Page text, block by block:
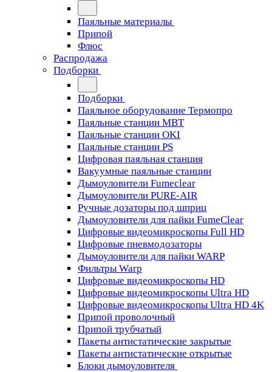
Паяльные материалы
Припой
Флюс
Распродажа
Подборки
Подборки
Паяльное оборудование Термопро
Паяльные станции MBT
Паяльные станции OKI
Паяльные станции PS
Цифровая паяльная станция
Вакуумные паяльные станции
Дымоуловители Fumeclear
Дымоуловители PURE-AIR
Ручные дозаторы под шприц
Дымоуловители для пайки FumeClear
Цифровые видеомикроскопы Full HD
Цифровые пневмодозаторы
Дымоуловители для пайки WARP
Фильтры Warp
Цифровые видеомикроскопы HD
Цифровые видеомикроскопы Ultra HD
Цифровые видеомикроскопы Ultra HD 4K
Припой проволочный
Припой трубчатый
Пакеты антистатические закрытые
Пакеты антистатические открытые
Блоки дымоуловителя